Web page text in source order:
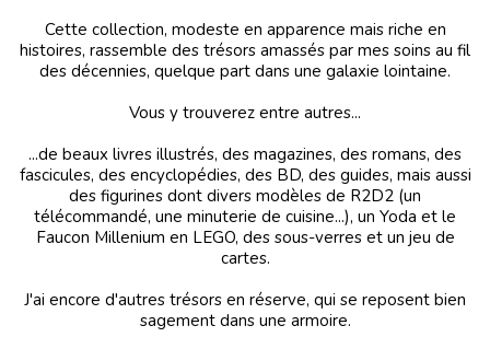
Cette collection, modeste en apparence mais riche en
histoires, rassemble des trésors amassés par mes soins au fil
des décennies, quelque part dans une galaxie lointaine.
Vous y trouverez entre autres...
...de beaux livres illustrés, des magazines, des romans, des
fascicules, des encyclopédies, des BD, des guides, mais aussi
des figurines dont divers modèles de R2D2 (un
télécommandé, une minuterie de cuisine...), un Yoda et le
Faucon Millenium en LEGO, des sous-verres et un jeu de
cartes.
J'ai encore d'autres trésors en réserve, qui se reposent bien
sagement dans une armoire.